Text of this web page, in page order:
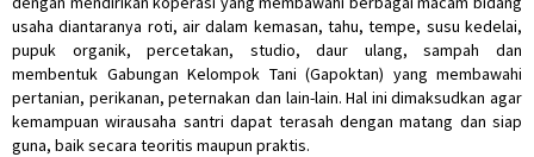
usaha diantaranya roti, air dalam kemasan, tahu, tempe, susu kedelai,
pupuk organik, percetakan, studio, daur ulang, sampah dan
membentuk Gabungan Kelompok Tani (Gapoktan) yang membawahi
pertanian, perikanan, peternakan dan lain-lain. Hal ini dimaksudkan agar
kemampuan wirausaha santri dapat terasah dengan matang dan siap
guna, baik secara teoritis maupun praktis.